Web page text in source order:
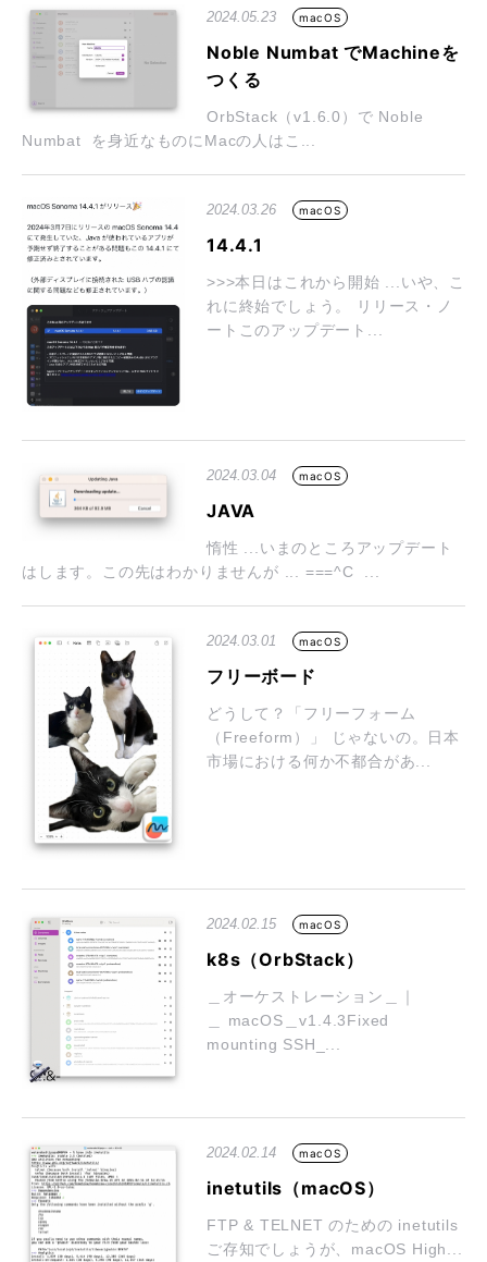
2024.05.23 macOS
Noble Numbat でMachineを
つくる
OrbStack（v1.6.0）で Noble
Numbat を身近なものにMacの人はこ...
2024.03.26 macOS
14.4.1
>>>本日はこれから開始 ...いや、こ
れに終始でしょう。 リリース・ノ
ートこのアップデート...
2024.03.04 macOS
JAVA
惰性 ...いまのところアップデート
はします。この先はわかりませんが ... ===^C ...
2024.03.01 macOS
フリーボード
どうして？「フリーフォーム
（Freeform）」 じゃないの。日本
市場における何か不都合があ...
2024.02.15 macOS
k8s（OrbStack）
＿オーケストレーション＿｜
＿ macOS＿v1.4.3Fixed
mounting SSH_...
2024.02.14 macOS
inetutils（macOS）
FTP & TELNET のための inetutils
ご存知でしょうが、macOS High...